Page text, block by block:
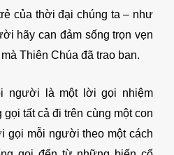
của thời đại chúng ta – như
hãy can đảm sống trọn vẹn
Thiên Chúa đã trao ban.
người là một lời gọi nhiệm
tất cả đi trên cùng một con
gọi mỗi người theo một cách